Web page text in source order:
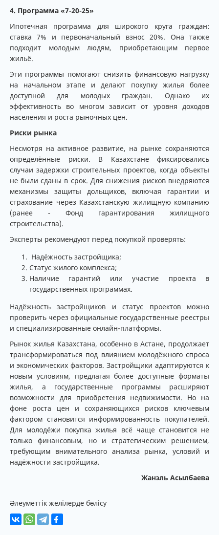
4. Программа «7-20-25»
Ипотечная программа для широкого круга граждан:
ставка 7% и первоначальный взнос 20%. Она также
подходит молодым людям, приобретающим первое
жильё.
Эти программы помогают снизить финансовую нагрузку
на начальном этапе и делают покупку жилья более
доступной для молодых граждан. Однако их
эффективность во многом зависит от уровня доходов
населения и роста рыночных цен.
Риски рынка
Несмотря на активное развитие, на рынке сохраняются
определённые риски. В Казахстане фиксировались
случаи задержки строительных проектов, когда объекты
не были сданы в срок. Для снижения рисков внедряются
механизмы защиты дольщиков, включая гарантии и
страхование через Казахстанскую жилищную компанию
(ранее - Фонд гарантирования жилищного
строительства).
Эксперты рекомендуют перед покупкой проверять:
Надёжность застройщика;
Статус жилого комплекса;
Наличие гарантий или участие проекта в
государственных программах.
Надёжность застройщиков и статус проектов можно
проверить через официальные государственные реестры
и специализированные онлайн-платформы.
Рынок жилья Казахстана, особенно в Астане, продолжает
трансформироваться под влиянием молодёжного спроса
и экономических факторов. Застройщики адаптируются к
новым условиям, предлагая более доступные форматы
жилья, а государственные программы расширяют
возможности для приобретения недвижимости. Но на
фоне роста цен и сохраняющихся рисков ключевым
фактором становится информированность покупателей.
Для молодёжи покупка жилья всё чаще становится не
только финансовым, но и стратегическим решением,
требующим внимательного анализа рынка, условий и
надёжности застройщика.
Жанэль Асылбаева
Әлеуметтік желілерде бөлісу